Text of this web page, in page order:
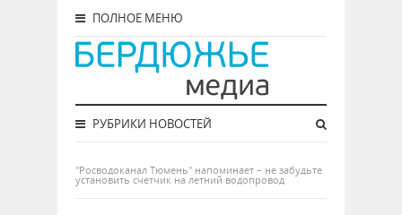
ПОЛНОЕ МЕНЮ
РУБРИКИ НОВОСТЕЙ
"Росводоканал Тюмень" напоминает – не забудьте
установить счетчик на летний водопровод